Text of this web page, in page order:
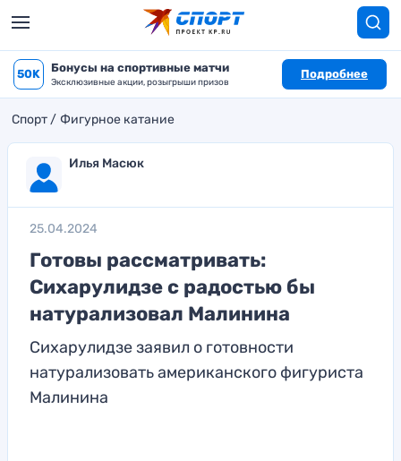
50K Бонусы на спортивные матчи
Эксклюзивные акции, розыгрыши призов
Подробнее
Спорт Фигурное катание
Илья Масюк
25.04.2024
Готовы рассматривать:
Сихарулидзе с радостью бы
натурализовал Малинина
Сихарулидзе заявил о готовности
натурализовать американского фигуриста
Малинина